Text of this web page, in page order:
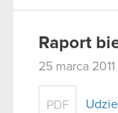
Raport
25 marca 2011
PDF